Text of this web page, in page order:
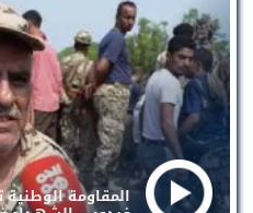
المقاومة